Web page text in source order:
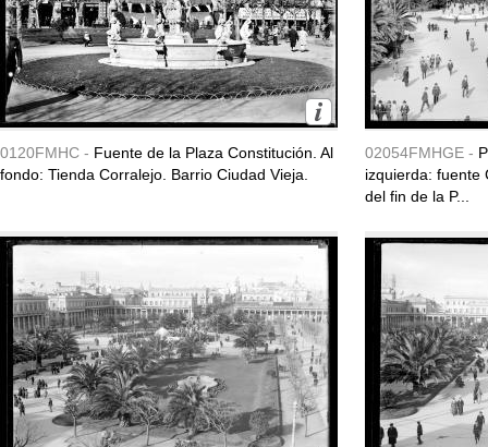
0120FMHC - Fuente de la Plaza Constitución. Al
fondo: Tienda Corralejo. Barrio Ciudad Vieja.
02054FMHGE -
izquierda: fuente
del fin de la P...